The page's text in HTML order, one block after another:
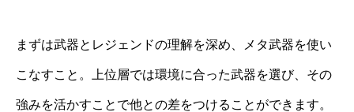
まずは武器とレジェンドの理解を深め、メタ武器を使い
こなすこと。上位層では環境に合った武器を選び、その
強みを活かすことで他との差をつけることができます。